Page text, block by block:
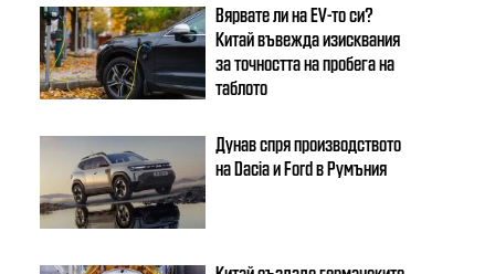
Вярвате ли на EV-то си?
Китай въвежда изисквания
за точността на пробега на
таблото
Дунав спря производството
на Dacia и Ford в Румъния